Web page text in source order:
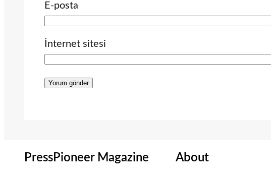
E-posta
İnternet sitesi
PressPioneer Magazine About